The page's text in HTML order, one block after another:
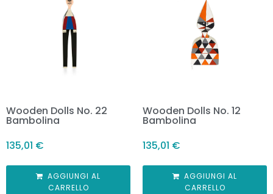
Wooden Dolls No. 22
Bambolina
135,01 €
AGGIUNGI AL
CARRELLO
Wooden Dolls No. 12
Bambolina
135,01 €
AGGIUNGI AL
CARRELLO